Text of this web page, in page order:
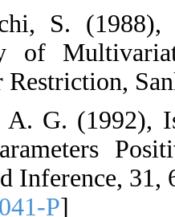
‎Sasabuchi‎,
of
Order
‎Shirley‎, ‎A‎.
and
P